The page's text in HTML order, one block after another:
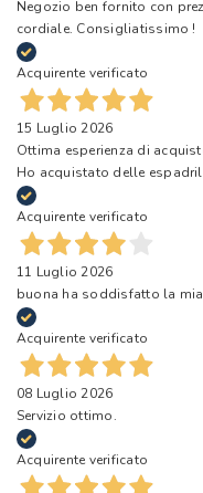
Negozio ben fornito con
cordiale. Consigliatissimo !
Acquirente verificato
15 Luglio 2026
Ottima esperienza di
Ho acquistato delle
Acquirente verificato
11 Luglio 2026
buona ha soddisfatto la
Acquirente verificato
08 Luglio 2026
Servizio ottimo.
Acquirente verificato